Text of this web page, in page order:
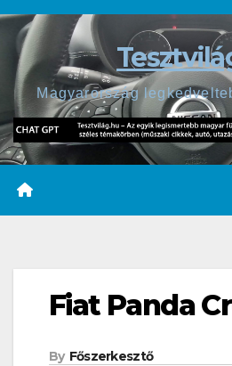
Skip
content
Magyarország
Fiat Panda
By Főszerkesztő